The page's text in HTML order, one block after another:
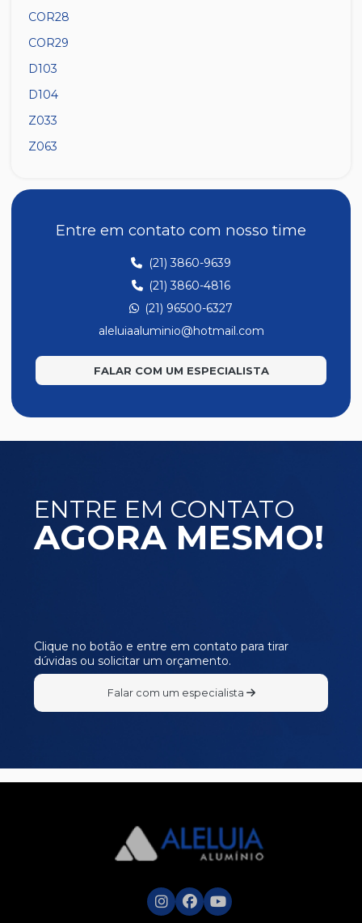
COR28
COR29
D103
D104
Z033
Z063
Entre em contato com nosso time
(21) 3860-9639
(21) 3860-4816
(21) 96500-6327
aleluiaaluminio@hotmail.com
FALAR COM UM ESPECIALISTA
ENTRE EM CONTATO
AGORA MESMO!
Clique no botão e entre em contato para tirar
dúvidas ou solicitar um orçamento.
Falar com um especialista